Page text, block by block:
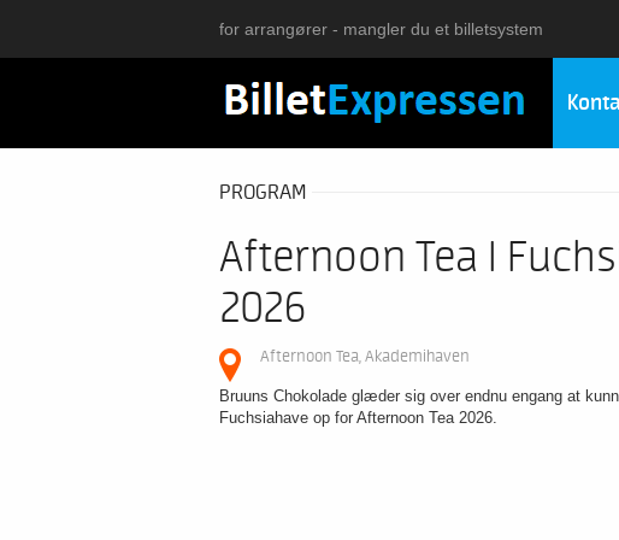
for arrangører - mangler du et billetsystem
PROGRAM
Afternoon Tea I
2026
Afternoon Tea, Akademihaven
Bruuns Chokolade glæder sig over endnu engang at
Fuchsiahave op for Afternoon Tea 2026.